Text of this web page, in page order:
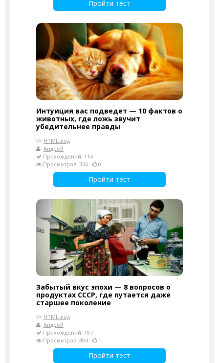
Пройти тест
Интуиция вас подведет — 10 фактов о
животных, где ложь звучит
убедительнее правды
HTML-код
Андрей
Прохождений: 114
Просмотров: 336
0
Пройти тест
Забытый вкус эпохи — 8 вопросов о
продуктах СССР, где путается даже
старшее поколение
HTML-код
Андрей
Прохождений: 187
Просмотров: 494
1
Пройти тест